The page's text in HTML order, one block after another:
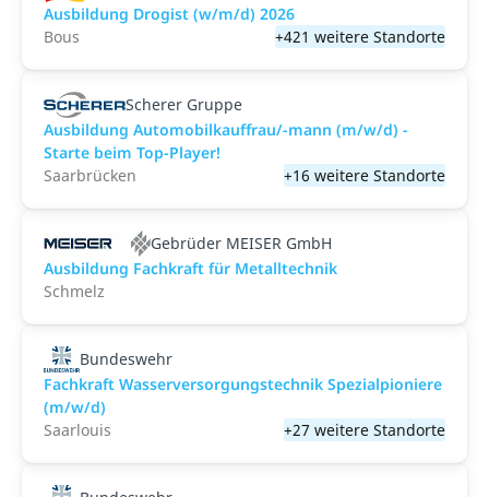
Ausbildung Drogist (w/m/d) 2026
Bous
+421 weitere Standorte
Scherer Gruppe
Ausbildung Automobilkauffrau/-mann (m/w/d) -
Starte beim Top-Player!
Saarbrücken
+16 weitere Standorte
Gebrüder MEISER GmbH
Ausbildung Fachkraft für Metalltechnik
Schmelz
Bundeswehr
Fachkraft Wasserversorgungstechnik Spezialpioniere
(m/w/d)
Saarlouis
+27 weitere Standorte